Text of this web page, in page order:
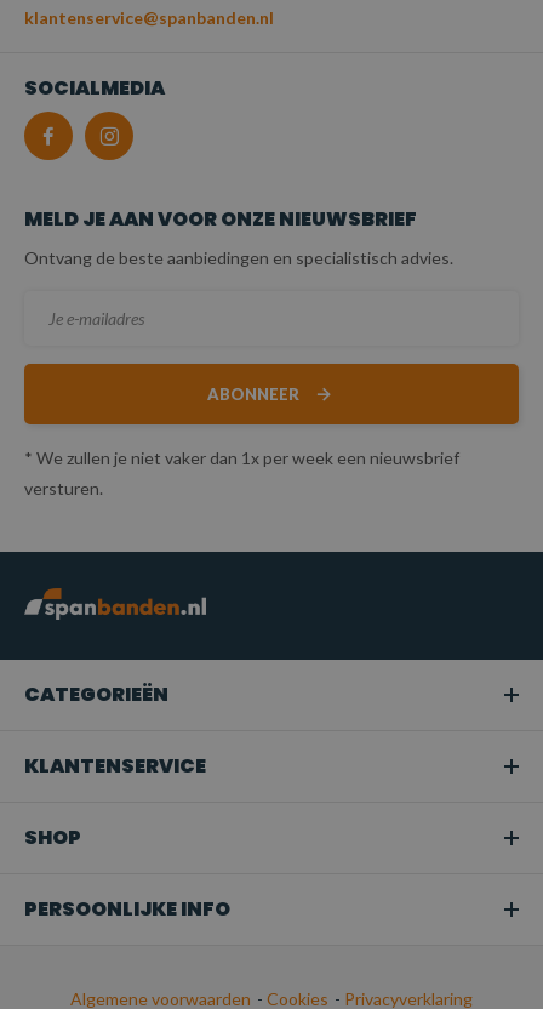
klantenservice@spanbanden.nl
SOCIALMEDIA
MELD JE AAN VOOR ONZE NIEUWSBRIEF
Ontvang de beste aanbiedingen en specialistisch advies.
ABONNEER
* We zullen je niet vaker dan 1x per week een nieuwsbrief
versturen.
CATEGORIEËN
KLANTENSERVICE
SHOP
PERSOONLIJKE INFO
Algemene voorwaarden - Cookies - Privacyverklaring